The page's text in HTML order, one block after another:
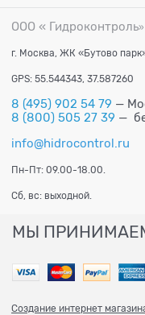
ООО « Гидроконтроль»
г. Москва, ЖК «Бутово
GPS: 55.544343, 37.587260
8 (495) 902 54 79 —
8 (800) 505 27 39 —
info@hidrocontrol.ru
Пн-Пт: 09.00-18.00.
Сб, вс: выходной.
МЫ
Создание интернет